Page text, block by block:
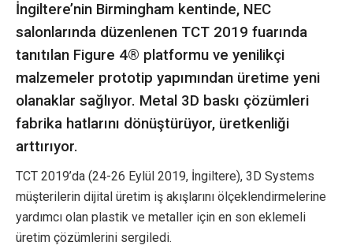
İngiltere’nin Birmingham kentinde, NEC
salonlarında düzenlenen TCT 2019 fuarında
tanıtılan Figure 4® platformu ve yenilikçi
malzemeler prototip yapımından üretime yeni
olanaklar sağlıyor. Metal 3D baskı çözümleri
fabrika hatlarını dönüştürüyor, üretkenliği
arttırıyor.
TCT 2019’da (24-26 Eylül 2019, İngiltere), 3D Systems
müşterilerin dijital üretim iş akışlarını ölçeklendirmelerine
yardımcı olan plastik ve metaller için en son eklemeli
üretim çözümlerini sergiledi.